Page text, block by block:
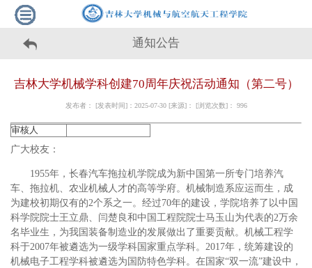
通知公告
吉林大学机械学科创建70周年庆祝活动通知（第二号）
发布者： [发表时间]：2025-07-30 [来源]： [浏览次数]： 996
审核人
广大校友：
1955年，长春汽车拖拉机学院成为新中国第一所专门培养汽
车、拖拉机、农业机械人才的高等学府。机械制造系应运而生，成
为建校初期仅有的2个系之一。经过70年的建设，学院培养了以中国
科学院院士王立鼎、闫楚良和中国工程院院士马玉山为代表的2万余
名毕业生，为我国装备制造业的发展做出了重要贡献。机械工程学
科于2007年被遴选为一级学科国家重点学科。2017年，统筹建设的
机械电子工程学科被遴选为国防特色学科。在国家“双一流”建设中，